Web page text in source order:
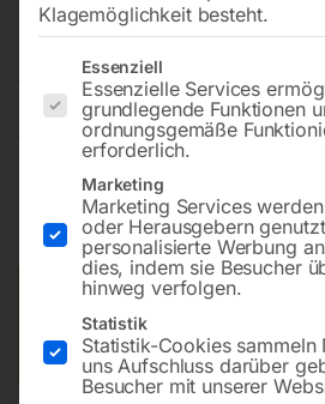
Nicht vorrätig
für PS/IS, PS-S, Expert-UT
Preis auf Anfrage
Versandkosten Standard (Österreich):
Bitte beachten Sie: Die
Andere Länder können abweichen.
Klagemöglichkeit besteht.
Es folgt eine Liste der Service-
Essenziell
Essenzielle Services
grundlegende Funktionen
ordnungsgemäße
erforderlich.
Marketing
Marketing Services
oder Herausgebern
personalisierte Werbung
dies, indem sie Besucher
hinweg verfolgen.
Statistik
Statistik-Cookies
uns Aufschluss darüber
Besucher mit unserer